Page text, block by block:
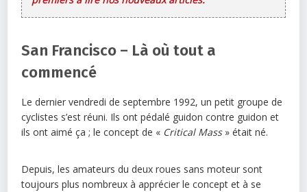
San Francisco – Là où tout a
commencé
Le dernier vendredi de septembre 1992, un petit groupe de
cyclistes s’est réuni. Ils ont pédalé guidon contre guidon et
ils ont aimé ça ; le concept de « Critical Mass» était né.
Depuis, les amateurs du deux roues sans moteur sont
toujours plus nombreux à apprécier le concept et à se